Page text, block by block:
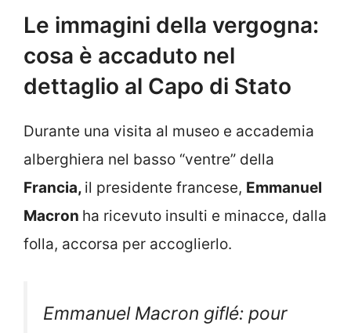
Le immagini della vergogna:
cosa è accaduto nel
dettaglio al Capo di Stato
Durante una visita al museo e accademia
alberghiera nel basso “ventre” della
Francia, il presidente francese, Emmanuel
Macron ha ricevuto insulti e minacce, dalla
folla, accorsa per accoglierlo.
Emmanuel Macron giflé: pour